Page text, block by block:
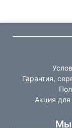
Гарантия,
Акция для
Мы